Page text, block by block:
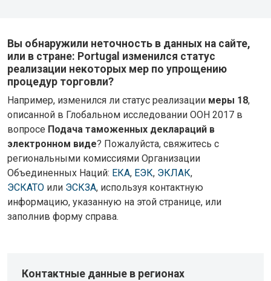
Вы обнаружили неточность в данных на сайте,
или в стране: Portugal изменился статус
реализации некоторых мер по упрощению
процедур торговли?
Например, изменился ли статус реализации меры 18,
описанной в Глобальном исследовании ООН 2017 в
вопросе Подача таможенных деклараций в
электронном виде? Пожалуйста, свяжитесь с
региональными комиссиями Организации
Объединенных Наций: ЕКА, ЕЭК, ЭКЛАК,
ЭСКАТО или ЭСКЗА, используя контактную
информацию, указанную на этой странице, или
заполнив форму справа.
Контактные данные в регионах